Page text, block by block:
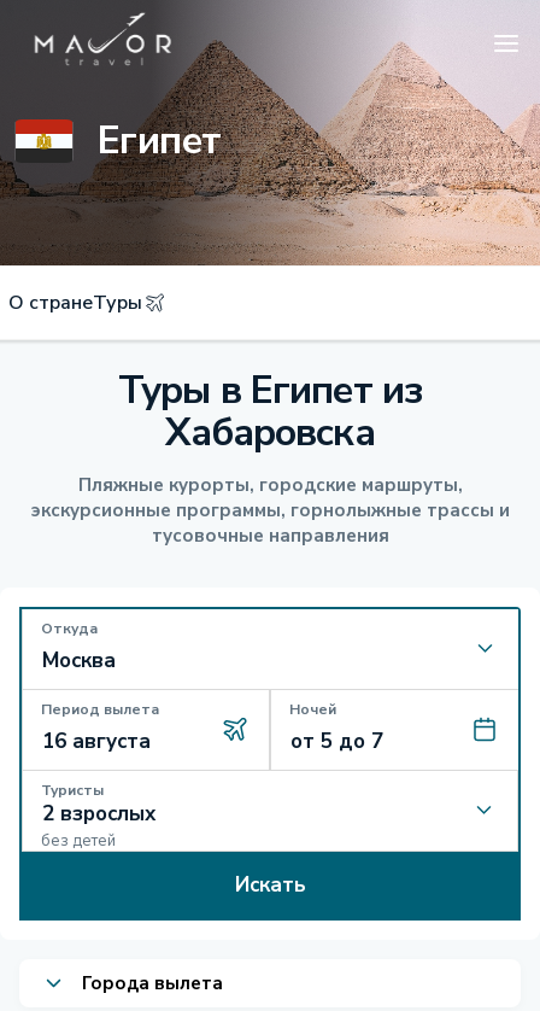
Египет
О странеТуры
Туры в Египет из
Хабаровска
Пляжные курорты, городские маршруты,
экскурсионные программы, горнолыжные трассы и
тусовочные направления
Откуда
Период вылета Ночей
Туристы
без детей
Искать
Города вылета